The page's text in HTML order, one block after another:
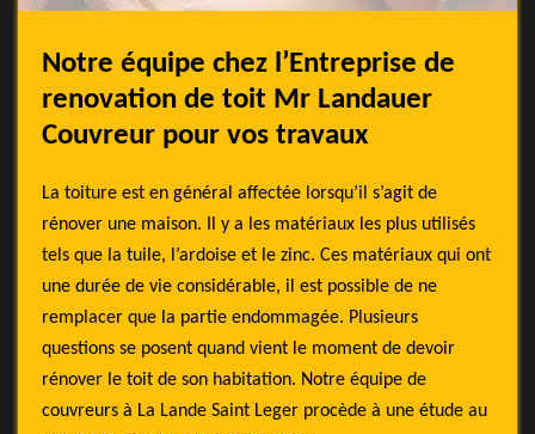
Notre équipe chez l’Entreprise de
renovation de toit Mr Landauer
Couvreur pour vos travaux
La toiture est en général affectée lorsqu’il s’agit de
rénover une maison. Il y a les matériaux les plus utilisés
tels que la tuile, l’ardoise et le zinc. Ces matériaux qui ont
une durée de vie considérable, il est possible de ne
remplacer que la partie endommagée. Plusieurs
questions se posent quand vient le moment de devoir
rénover le toit de son habitation. Notre équipe de
couvreurs à La Lande Saint Leger procède à une étude au